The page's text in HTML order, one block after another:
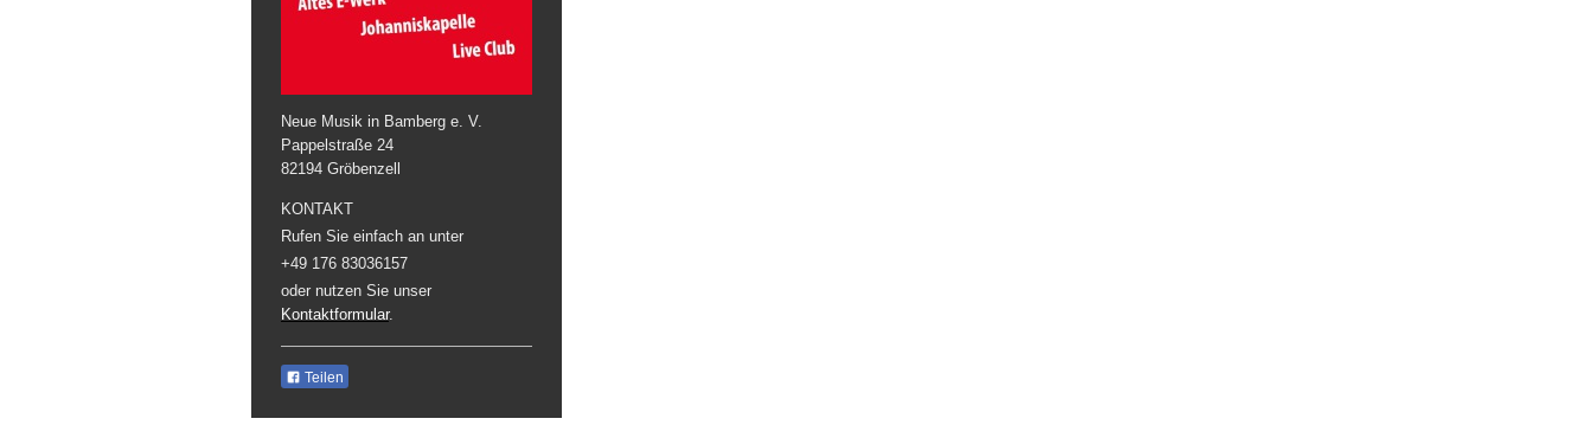
Neue Musik in Bamberg e. V.
Pappelstraße 24
82194 Gröbenzell
KONTAKT
Rufen Sie einfach an unter
+49 176 83036157
oder nutzen Sie unser
Kontaktformular.
Teilen